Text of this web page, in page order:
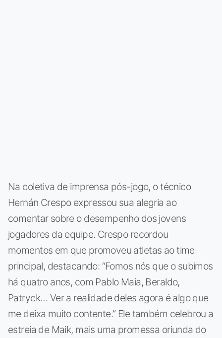
Na coletiva de imprensa pós-jogo, o técnico
Hernán Crespo expressou sua alegria ao
comentar sobre o desempenho dos jovens
jogadores da equipe. Crespo recordou
momentos em que promoveu atletas ao time
principal, destacando: “Fomos nós que o subimos
há quatro anos, com Pablo Maia, Beraldo,
Patryck… Ver a realidade deles agora é algo que
me deixa muito contente.” Ele também celebrou a
estreia de Maik, mais uma promessa oriunda do